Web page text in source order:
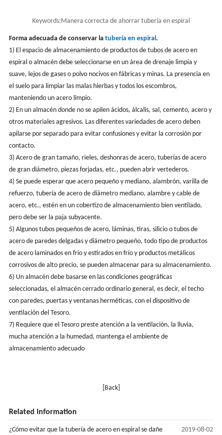
Keywords: Manera correcta de ahorrar tubería en espiral
Forma adecuada de conservar la tubería en espiral .
1) El espacio de almacenamiento de productos de tubos de acero en
espiral o almacén debe seleccionarse en un área de drenaje limpia y
suave, lejos de gases o polvo nocivos en fábricas y minas. La presencia en
el suelo para limpiar las malas hierbas y todos los escombros,
manteniendo un acero limpio.
2) En un almacén donde no se apilen ácidos, álcalis, sal, cemento, acero y
otros materiales agresivos. Las diferentes variedades de acero deben
apilarse por separado para evitar confusiones y evitar la corrosión por
contacto.
3) Acero de gran tamaño, rieles, deshonras de acero, tuberías de acero
de gran diámetro, piezas forjadas, etc., pueden abrir vertederos.
4) Se puede esperar que acero pequeño y mediano, alambrón, varilla de
refuerzo, tubería de acero de diámetro mediano, alambre y cable de
acero, etc., estén en un cobertizo de almacenamiento bien ventilado,
pero debe ser la paja subyacente.
5) Algunos tubos pequeños de acero, láminas, tiras, silicio o tubos de
acero de paredes delgadas y diámetro pequeño, todo tipo de productos
de acero laminados en frío y estirados en frío y productos metálicos
corrosivos de alto precio, se pueden almacenar para su almacenamiento.
6) Un almacén debe basarse en las condiciones geográficas
seleccionadas, el almacén cerrado ordinario general, es decir, el techo
con paredes, puertas y ventanas herméticas, con el dispositivo de
ventilación del Tesoro.
7) Requiere que el Tesoro preste atención a la ventilación, la lluvia,
mucha atención a la humedad, mantenga el ambiente de
almacenamiento adecuado
[Back]
Related information
2019-08-02
¿Cómo evitar que la tubería de acero en espiral se dañe